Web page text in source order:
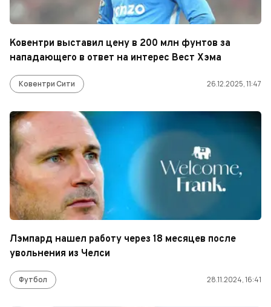
Ковентри выставил цену в 200 млн фунтов за
нападающего в ответ на интерес Вест Хэма
Ковентри Сити 26.12.2025, 11:47
Лэмпард нашел работу через 18 месяцев после
увольнения из Челси
Футбол 28.11.2024, 16:41